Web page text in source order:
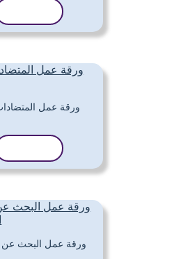
ورقة عمل
ورقة عمل البحث